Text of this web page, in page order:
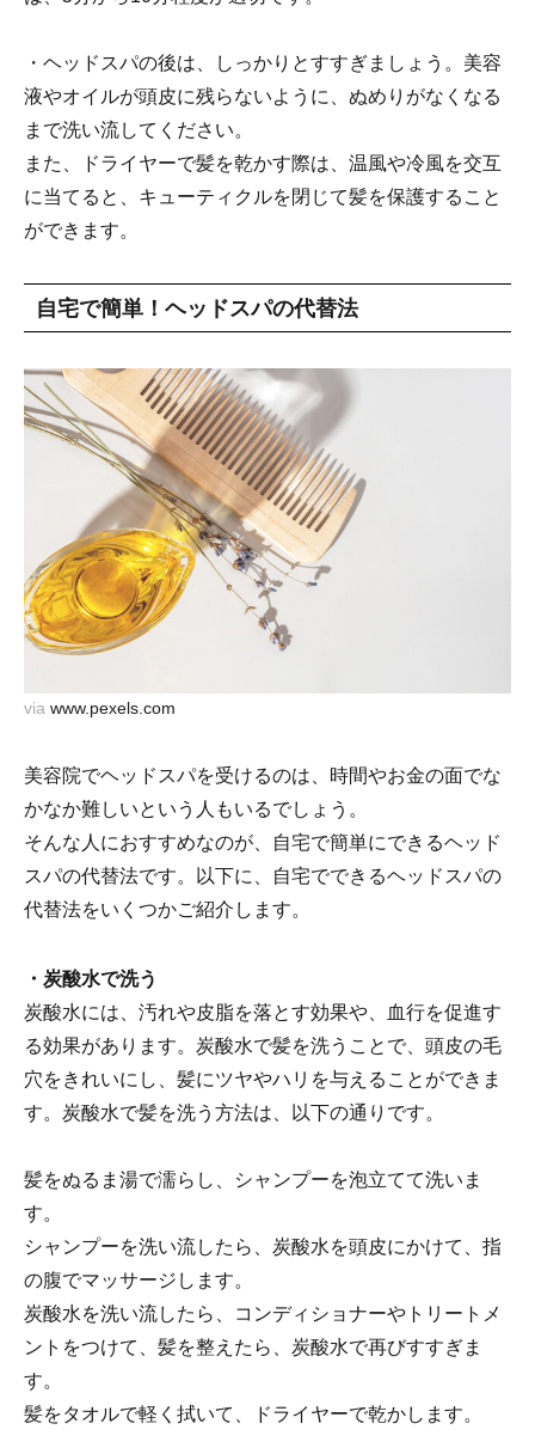
・ヘッドスパの後は、しっかりとすすぎましょう。美容
液やオイルが頭皮に残らないように、ぬめりがなくなる
まで洗い流してください。
また、ドライヤーで髪を乾かす際は、温風や冷風を交互
に当てると、キューティクルを閉じて髪を保護すること
ができます。
自宅で簡単！ヘッドスパの代替法
via www.pexels.com
美容院でヘッドスパを受けるのは、時間やお金の面でな
かなか難しいという人もいるでしょう。
そんな人におすすめなのが、自宅で簡単にできるヘッド
スパの代替法です。以下に、自宅でできるヘッドスパの
代替法をいくつかご紹介します。
・炭酸水で洗う
炭酸水には、汚れや皮脂を落とす効果や、血行を促進す
る効果があります。炭酸水で髪を洗うことで、頭皮の毛
穴をきれいにし、髪にツヤやハリを与えることができま
す。炭酸水で髪を洗う方法は、以下の通りです。
髪をぬるま湯で濡らし、シャンプーを泡立てて洗いま
す。
シャンプーを洗い流したら、炭酸水を頭皮にかけて、指
の腹でマッサージします。
炭酸水を洗い流したら、コンディショナーやトリートメ
ントをつけて、髪を整えたら、炭酸水で再びすすぎま
す。
髪をタオルで軽く拭いて、ドライヤーで乾かします。